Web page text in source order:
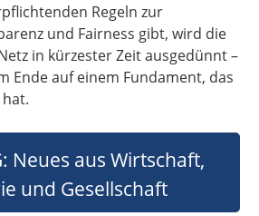
Regeln zur
und Fairness gibt, wird die
in kürzester Zeit ausgedünnt –
Ende auf einem Fundament, das
Neues aus Wirtschaft,
und Gesellschaft